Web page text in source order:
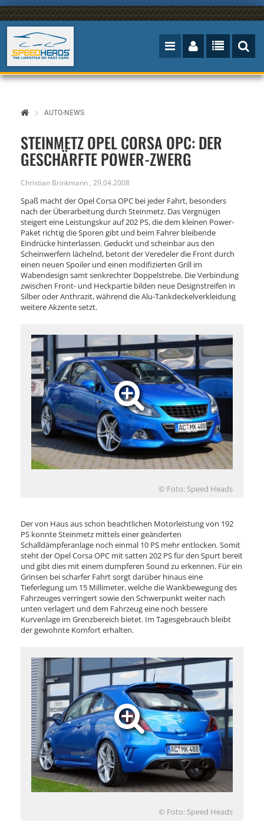
AUTO-NEWS
STEINMETZ OPEL CORSA OPC: DER
GESCHÄRFTE POWER-ZWERG
Christian Brinkmann , 29.04.2008
Spaß macht der Opel Corsa OPC bei jeder Fahrt, besonders
nach der Überarbeitung durch Steinmetz. Das Vergnügen
steigert eine Leistungskur auf 202 PS, die dem kleinen Power-
Paket richtig die Sporen gibt und beim Fahrer bleibende
Eindrücke hinterlassen. Geduckt und scheinbar aus den
Scheinwerfern lächelnd, betont der Veredeler die Front durch
einen neuen Spoiler und einen modifizierten Grill im
Wabendesign samt senkrechter Doppelstrebe. Die Verbindung
zwischen Front- und Heckpartie bilden neue Designstreifen in
Silber oder Anthrazit, während die Alu-Tankdeckelverkleidung
weitere Akzente setzt.
© Foto: Speed Heads
Der von Haus aus schon beachtlichen Motorleistung von 192
PS konnte Steinmetz mittels einer geänderten
Schalldämpferanlage noch einmal 10 PS mehr entlocken. Somit
steht der Opel Corsa OPC mit satten 202 PS für den Spurt bereit
und gibt dies mit einem dumpferen Sound zu erkennen. Für ein
Grinsen bei scharfer Fahrt sorgt darüber hinaus eine
Tieferlegung um 15 Millimeter, welche die Wankbewegung des
Fahrzeuges verringert sowie den Schwerpunkt weiter nach
unten verlagert und dem Fahrzeug eine noch bessere
Kurvenlage im Grenzbereich bietet. Im Tagesgebrauch bleibt
der gewohnte Komfort erhalten.
© Foto: Speed Heads